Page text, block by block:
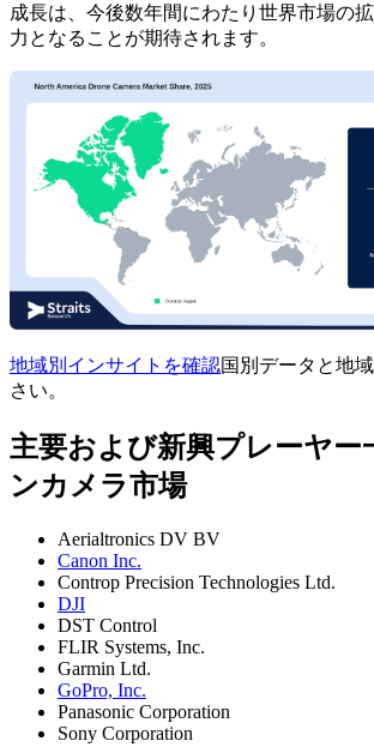
成長は、今後数年間にわたり世界市場の
力となることが期待されます。
地域別インサイトを確認国別データと地
さい。
主要および新興プレーヤー
ンカメラ市場
Aerialtronics DV BV
Canon Inc.
Controp Precision Technologies Ltd.
DJI
DST Control
FLIR Systems, Inc.
Garmin Ltd.
GoPro, Inc.
Panasonic Corporation
Sony Corporation